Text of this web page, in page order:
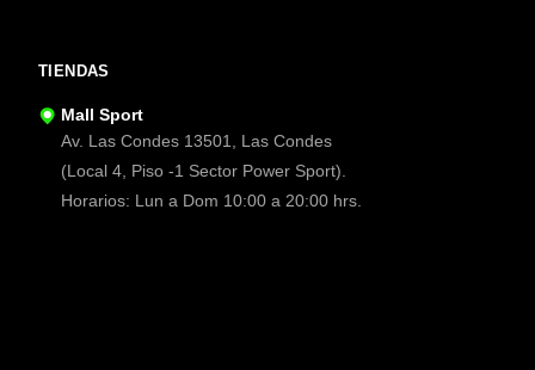
TIENDAS
Mall Sport
Av. Las Condes 13501, Las Condes
(Local 4, Piso -1 Sector Power Sport).
Horarios: Lun a Dom 10:00 a 20:00 hrs.